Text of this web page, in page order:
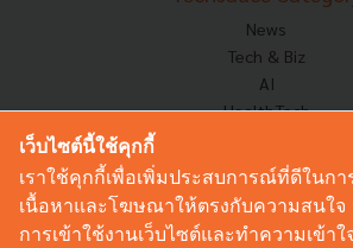
News
Tech & Biz
AI
HealthTech
Corp Innov
Saucy Thoughts
เว็บไซต์นี้ใช้คุกกี้
เราใช้คุกกี้เพื่อเพิ่มประสบการณ์ที่ดีในกา
เนื้อหาและโฆษณาให้ตรงกับความสนใจ
การเข้าใช้งานเว็บไซต์และทำความเข้า